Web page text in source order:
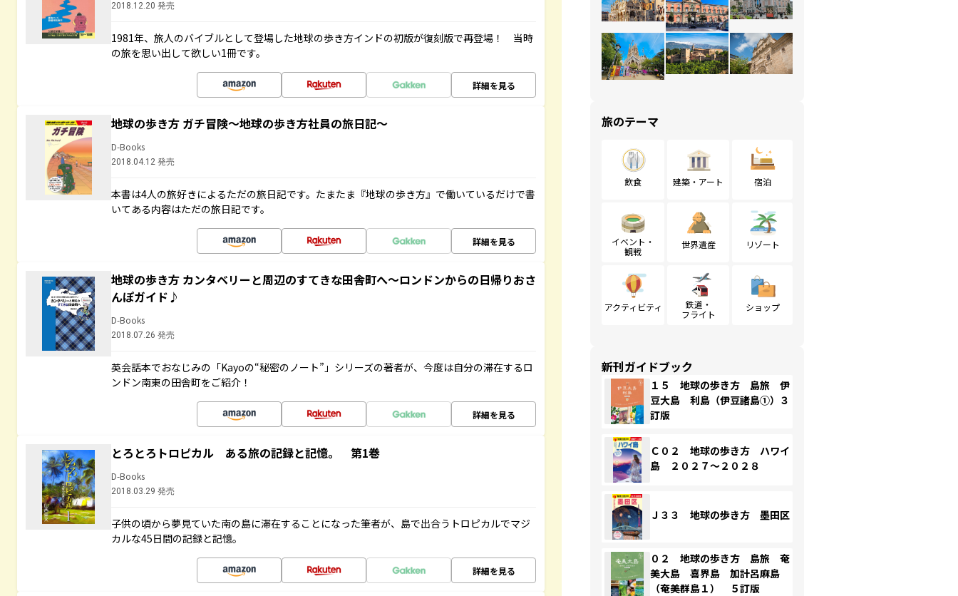
2018.12.20 発売
1981年、旅人のバイブルとして登場した地球の歩き方インドの初版が復刻版で再登場！ 当時
の旅を思い出して欲しい1冊です。
詳細を見る
地球の歩き方 ガチ冒険～地球の歩き方社員の旅日記～
D-Books
2018.04.12 発売
本書は4人の旅好きによるただの旅日記です。たまたま『地球の歩き方』で働いているだけで書
いてある内容はただの旅日記です。
詳細を見る
地球の歩き方 カンタベリーと周辺のすてきな田舎町へ～ロンドンからの日帰りおさ
んぽガイド♪
D-Books
2018.07.26 発売
英会話本でおなじみの「Kayoの“秘密のノート”」シリーズの著者が、今度は自分の滞在するロ
ンドン南東の田舎町をご紹介！
詳細を見る
とろとろトロピカル ある旅の記録と記憶。 第1巻
D-Books
2018.03.29 発売
子供の頃から夢見ていた南の島に滞在することになった筆者が、島で出合うトロピカルでマジ
カルな45日間の記録と記憶。
詳細を見る
旅のテーマ
飲食 建築・アート 宿泊
イベント・
観戦
世界遺産 リゾート
アクティビティ
鉄道・
フライト
ショップ
新刊ガイドブック
１５ 地球の歩き方 島旅 伊
豆大島 利島（伊豆諸島①）３
訂版
Ｃ０２ 地球の歩き方 ハワイ
島 ２０２７～２０２８
Ｊ３３ 地球の歩き方 墨田区
０２ 地球の歩き方 島旅 奄
美大島 喜界島 加計呂麻島
（奄美群島１） ５訂版